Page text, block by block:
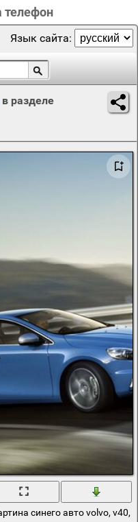
телефон
Язык сайта:
в разделе
синего авто volvo, v40,